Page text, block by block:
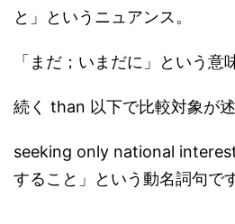
と」というニュアンス。
「まだ；いまだに」という意
続く than 以下で比較対象が述
seeking only national
すること」という動名詞句です